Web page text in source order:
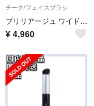
チーク/フェイスブラシ
ブリリアージュ ワイドフィンガーブラシ カモフラージュ コンシーラーチーク
¥ 4,960